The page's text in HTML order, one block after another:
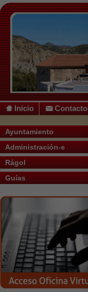
Inicio Contacto
Ayuntamiento
Administración-e
Rágol
Guías